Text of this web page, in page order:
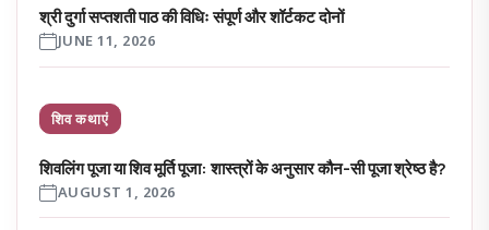
श्री दुर्गा सप्तशती पाठ की विधिः संपूर्ण और शॉर्टकट दोनों
JUNE 11, 2026
शिव कथाएं
शिवलिंग पूजा या शिव मूर्ति पूजा: शास्त्रों के अनुसार कौन-सी पूजा श्रेष्ठ है?
AUGUST 1, 2026